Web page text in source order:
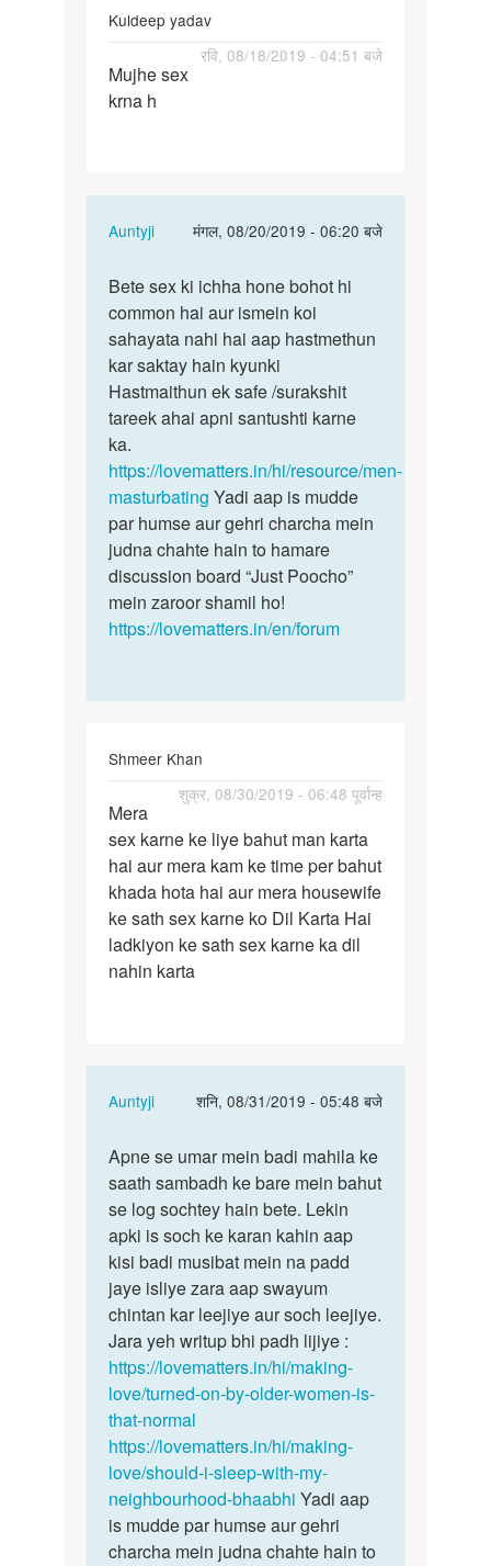
Kuldeep yadav
रवि, 08/18/2019 - 04:51 बजे
Mujhe
sex
Mujhe sex
krna h
Auntyji
मंगल, 08/20/2019 - 06:20 बजे
In
to
Mujhe
sex
krna
h
by
yadav
Bete
sex
ki
ichha
hone
bohot…
Bete sex ki ichha hone bohot hi
common hai aur ismein koi
sahayata nahi hai aap hastmethun
kar saktay hain kyunki
Hastmaithun ek safe /surakshit
tareek ahai apni santushti karne
ka.
https://lovematters.in/hi/resource/men-
masturbating Yadi aap is mudde
par humse aur gehri charcha mein
judna chahte hain to hamare
discussion board “Just Poocho”
mein zaroor shamil ho!
https://lovematters.in/en/forum
Shmeer Khan
शुक्र, 08/30/2019 - 06:48 पूर्वान्ह
Mera
sex
karne
ke
liye
bahut…
Mera
sex karne ke liye bahut man karta
hai aur mera kam ke time per bahut
khada hota hai aur mera housewife
ke sath sex karne ko Dil Karta Hai
ladkiyon ke sath sex karne ka dil
nahin karta
Auntyji
शनि, 08/31/2019 - 05:48 बजे
In
to
Mera
sex
karne
ke
liye
bahut…
by
Shmeer
Khan
Apne
se
umar
mein
badi…
Apne se umar mein badi mahila ke
saath sambadh ke bare mein bahut
se log sochtey hain bete. Lekin
apki is soch ke karan kahin aap
kisi badi musibat mein na padd
jaye isliye zara aap swayum
chintan kar leejiye aur soch leejiye.
Jara yeh writup bhi padh lijiye :
https://lovematters.in/hi/making-
love/turned-on-by-older-women-is-
that-normal
https://lovematters.in/hi/making-
love/should-i-sleep-with-my-
neighbourhood-bhaabhi Yadi aap
is mudde par humse aur gehri
charcha mein judna chahte hain to